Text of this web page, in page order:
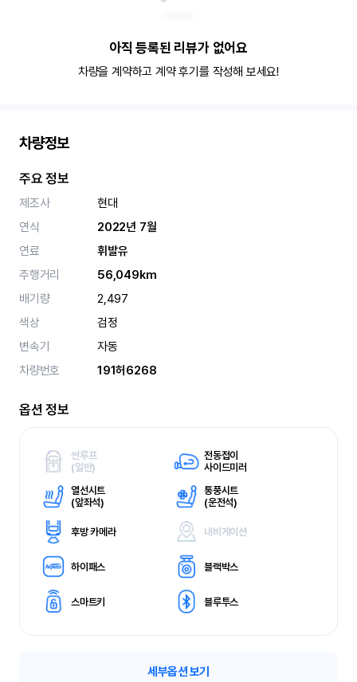
아직 등록된 리뷰가 없어요
차량을 계약하고 계약 후기를 작성해 보세요!
차량정보
주요 정보
제조사
현대
연식
2022년 7월
연료
휘발유
주행거리
56,049km
배기량
2,497
색상
검정
변속기
자동
차량번호
191허6268
옵션 정보
썬루프
(일반)
전동접이
사이드미러
열선시트
(앞좌석)
통풍시트
(운전석)
후방 카메라 내비게이션
하이패스 블랙박스
스마트키 블루투스
세부옵션 보기